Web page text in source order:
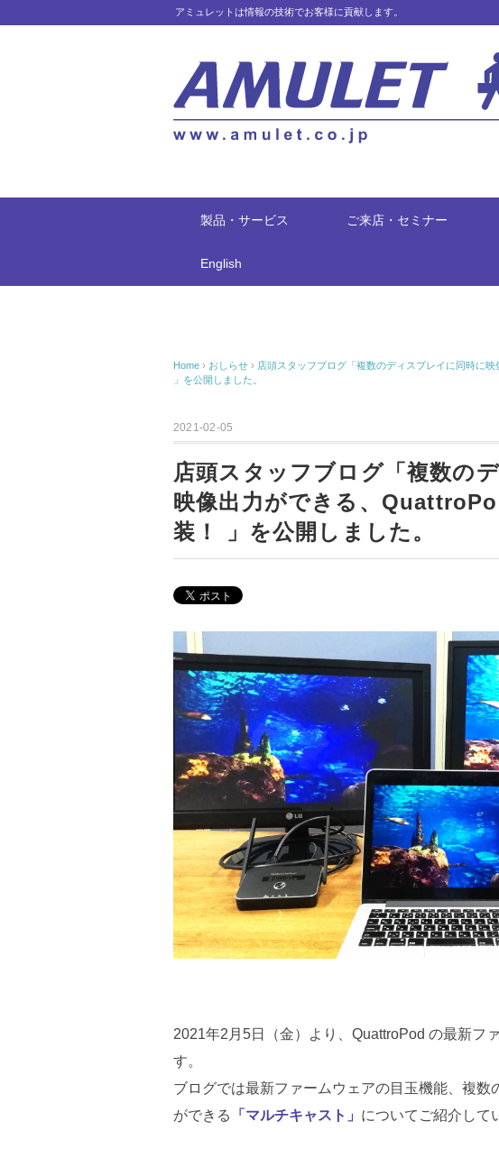
アミュレットは情報の技術でお客様に貢献します。
製品・サービス ご来店・セミナー
English
Home › おしらせ › 店頭スタッフブログ「複数のディスプレイに同時に
」を公開しました。
2021-02-05
店頭スタッフブログ「複数の
映像出力ができる、
装！ 」を公開しました。
2021年2月5日（金）より、QuattroPod の最新フ
す。
ブログでは最新ファームウェアの目玉機能、複
ができる
「マルチキャスト」 についてご紹介して